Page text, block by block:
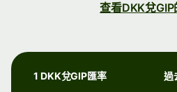
查看DKK兌GIP
1 DKK兌GIP匯率 過